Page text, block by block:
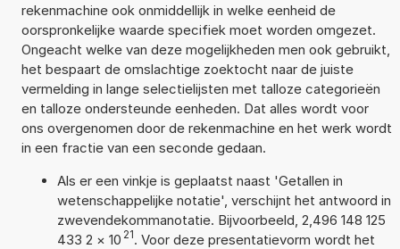
rekenmachine ook onmiddellijk in welke eenheid de
oorspronkelijke waarde specifiek moet worden omgezet.
Ongeacht welke van deze mogelijkheden men ook gebruikt,
het bespaart de omslachtige zoektocht naar de juiste
vermelding in lange selectielijsten met talloze categorieën
en talloze ondersteunde eenheden. Dat alles wordt voor
ons overgenomen door de rekenmachine en het werk wordt
in een fractie van een seconde gedaan.
Als er een vinkje is geplaatst naast 'Getallen in
wetenschappelijke notatie', verschijnt het antwoord in
zwevendekommanotatie. Bijvoorbeeld, 2,496 148 125
433 2 × 10 21. Voor deze presentatievorm wordt het